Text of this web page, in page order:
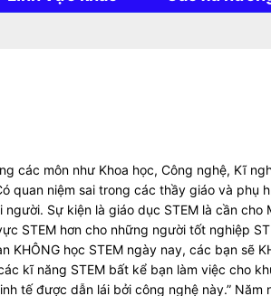
các môn như Khoa học, Công nghệ, Kĩ
quan niệm sai trong các thầy giáo và phụ
Sự kiện là giáo dục STEM là cần
STEM hơn cho những người tốt nghiệp
KHÔNG học STEM ngày nay, các bạn sẽ
kĩ năng STEM bất kể bạn làm việc cho
tế được dẫn lái bởi công nghệ này.”